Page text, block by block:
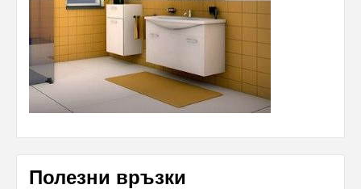
Полезни връзки